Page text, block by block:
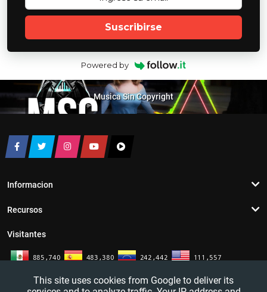
Suscribirse
Powered by
Musica Sin Copyright
Informacion
Recursos
Visitantes
This site uses cookies from Google to deliver its